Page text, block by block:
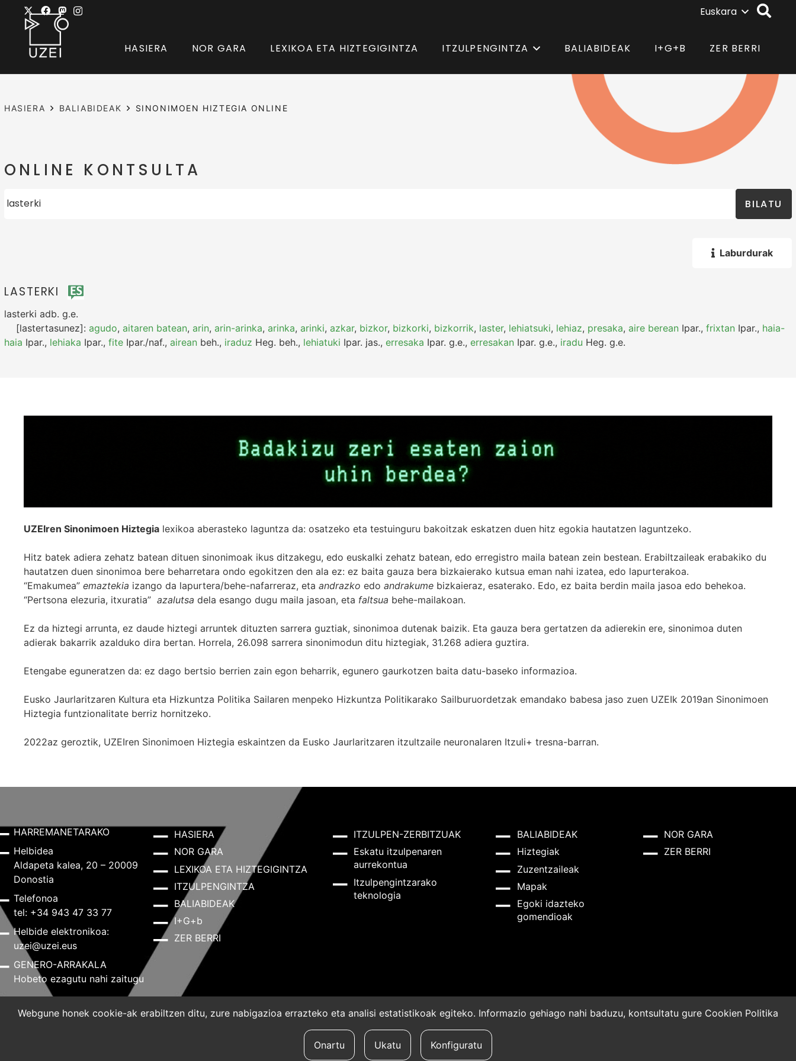
Euskara
HASIERA NOR GARA LEXIKOA ETA HIZTEGIGINTZA ITZULPENGINTZA BALIABIDEAK I+G+B ZER BERRI
HASIERA BALIABIDEAK SINONIMOEN HIZTEGIA ONLINE
ONLINE KONTSULTA
BILATU
Laburdurak
LASTERKI
lasterki adb. g.e.
[lastertasunez]: agudo, aitaren batean, arin, arin-arinka, arinka, arinki, azkar, bizkor, bizkorki, bizkorrik, laster, lehiatsuki, lehiaz, presaka, aire berean Ipar., frixtan Ipar., haia-
haia Ipar., lehiaka Ipar., fite Ipar./naf., airean beh., iraduz Heg. beh., lehiatuki Ipar. jas., erresaka Ipar. g.e., erresakan Ipar. g.e., iradu Heg. g.e.
UZEIren Sinonimoen Hiztegia lexikoa aberasteko laguntza da: osatzeko eta testuinguru bakoitzak eskatzen duen hitz egokia hautatzen laguntzeko.
Hitz batek adiera zehatz batean dituen sinonimoak ikus ditzakegu, edo euskalki zehatz batean, edo erregistro maila batean zein bestean. Erabiltzaileak erabakiko du
hautatzen duen sinonimoa bere beharretara ondo egokitzen den ala ez: ez baita gauza bera bizkaierako kutsua eman nahi izatea, edo lapurterakoa.
“Emakumea” emaztekia izango da lapurtera/behe-nafarreraz, eta andrazko edo andrakume bizkaieraz, esaterako. Edo, ez baita berdin maila jasoa edo behekoa.
“Pertsona elezuria, itxuratia” azalutsa dela esango dugu maila jasoan, eta faltsua behe-mailakoan.
Ez da hiztegi arrunta, ez daude hiztegi arruntek dituzten sarrera guztiak, sinonimoa dutenak baizik. Eta gauza bera gertatzen da adierekin ere, sinonimoa duten
adierak bakarrik azalduko dira bertan. Horrela, 26.098 sarrera sinonimodun ditu hiztegiak, 31.268 adiera guztira.
Etengabe eguneratzen da: ez dago bertsio berrien zain egon beharrik, egunero gaurkotzen baita datu-baseko informazioa.
Eusko Jaurlaritzaren Kultura eta Hizkuntza Politika Sailaren menpeko Hizkuntza Politikarako Sailburuordetzak emandako babesa jaso zuen UZEIk 2019an Sinonimoen
Hiztegia funtzionalitate berriz hornitzeko.
2022az geroztik, UZEIren Sinonimoen Hiztegia eskaintzen da Eusko Jaurlaritzaren itzultzaile neuronalaren Itzuli+ tresna-barran.
HARREMANETARAKO
Helbidea
Aldapeta kalea, 20 – 20009
Donostia
Telefonoa
tel: +34 943 47 33 77
Helbide elektronikoa:
uzei@uzei.eus
GENERO-ARRAKALA
Hobeto ezagutu nahi zaitugu
HASIERA
NOR GARA
LEXIKOA ETA HIZTEGIGINTZA
ITZULPENGINTZA
BALIABIDEAK
I+G+b
ZER BERRI
ITZULPEN-ZERBITZUAK
Eskatu itzulpenaren
aurrekontua
Itzulpengintzarako
teknologia
BALIABIDEAK
Hiztegiak
Zuzentzaileak
Mapak
Egoki idazteko
gomendioak
NOR GARA
ZER BERRI
Lege-oharra Cookie-politika
Webgune honek cookie-ak erabiltzen ditu, zure nabigazioa errazteko eta analisi estatistikoak egiteko. Informazio gehiago nahi baduzu, kontsultatu gure Cookien Politika
Onartu Ukatu Konfiguratu